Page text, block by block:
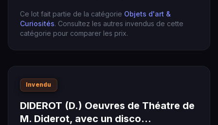
Ce lot fait partie de la catégorie Objets d'art &
Curiosités. Consultez les autres invendus de cette
catégorie pour comparer les prix.
Invendu
DIDEROT (D.) Oeuvres de Théatre de
M. Diderot, avec un disco…